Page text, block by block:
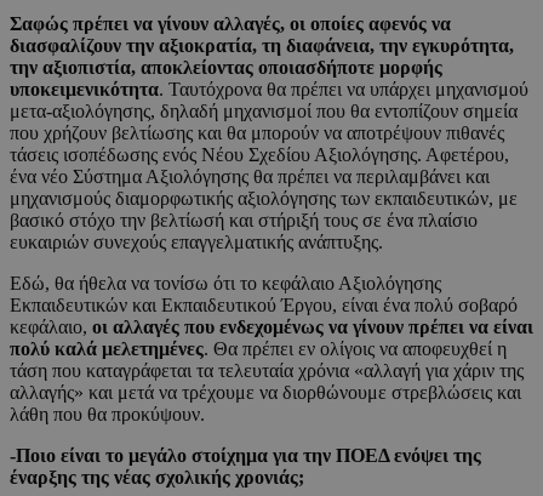
Σαφώς πρέπει να γίνουν αλλαγές, οι οποίες αφενός να
διασφαλίζουν την αξιοκρατία, τη διαφάνεια, την εγκυρότητα,
την αξιοπιστία, αποκλείοντας οποιασδήποτε μορφής
υποκειμενικότητα. Ταυτόχρονα θα πρέπει να υπάρχει μηχανισμού
μετα-αξιολόγησης, δηλαδή μηχανισμοί που θα εντοπίζουν σημεία
που χρήζουν βελτίωσης και θα μπορούν να αποτρέψουν πιθανές
τάσεις ισοπέδωσης ενός Νέου Σχεδίου Αξιολόγησης. Αφετέρου,
ένα νέο Σύστημα Αξιολόγησης θα πρέπει να περιλαμβάνει και
μηχανισμούς διαμορφωτικής αξιολόγησης των εκπαιδευτικών, με
βασικό στόχο την βελτίωσή και στήριξή τους σε ένα πλαίσιο
ευκαιριών συνεχούς επαγγελματικής ανάπτυξης.
Εδώ, θα ήθελα να τονίσω ότι το κεφάλαιο Αξιολόγησης
Εκπαιδευτικών και Εκπαιδευτικού Έργου, είναι ένα πολύ σοβαρό
κεφάλαιο, οι αλλαγές που ενδεχομένως να γίνουν πρέπει να είναι
πολύ καλά μελετημένες. Θα πρέπει εν ολίγοις να αποφευχθεί η
τάση που καταγράφεται τα τελευταία χρόνια «αλλαγή για χάριν της
αλλαγής» και μετά να τρέχουμε να διορθώνουμε στρεβλώσεις και
λάθη που θα προκύψουν.
-Ποιο είναι το μεγάλο στοίχημα για την ΠΟΕΔ ενόψει της
έναρξης της νέας σχολικής χρονιάς;